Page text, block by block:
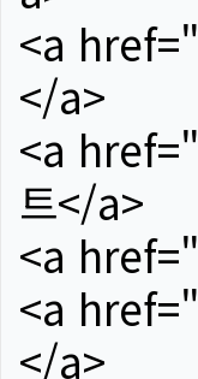
<a href="
</a>
<a href="
트</a>
<a href="
<a href="
</a>